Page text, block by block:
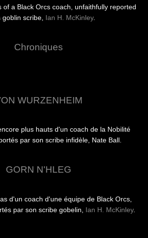
of a Black Orcs coach, unfaithfully reported
goblin scribe,
Ian H. McKinley.
Chroniques
WURZENHEIM
plus hauts d'un coach de la Nobilité
par son scribe infidèle, Nate Ball.
GORN N'HLEG
d'un coach d'une équipe de Black Orcs,
par son scribe gobelin, Ian H. McKinley.